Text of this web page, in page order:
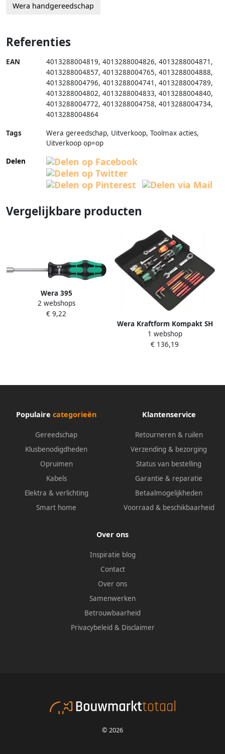
Wera handgereedschap
Referenties
EAN 4013288004819, 4013288004826, 4013288004871 ,
4013288004857, 4013288004765, 4013288004888,
4013288004796, 4013288004741 , 4013288004789,
4013288004802, 4013288004833, 4013288004840,
4013288004772, 4013288004758, 4013288004734,
4013288004864
Tags
Wera gereedschap, Uitverkoop, Toolmax acties,
Uitverkoop op=op
Delen
Vergelijkbare producten
Wera 395
Dopschroevendraaier Holle
Schacht 11 32 duim x 80 mm
2 webshops
€ 9,22
Wera Kraftform Kompakt SH
2 Sanitair verwarming 15-
delig 05136026001
1 webshop
€ 136,19
Populaire categorieën
Gereedschap
Klusbenodigdheden
Opruimen
Kabels
Elektra & verlichting
Smart home
Klantenservice
Retourneren & ruilen
Verzending & bezorging
Status van bestelling
Garantie & reparatie
Betaalmogelijkheden
Voorraad & beschikbaarheid
Over ons
Inspiratie blog
Contact
Over ons
Samenwerken
Betrouwbaarheid
Privacybeleid & Disclaimer
© 2026